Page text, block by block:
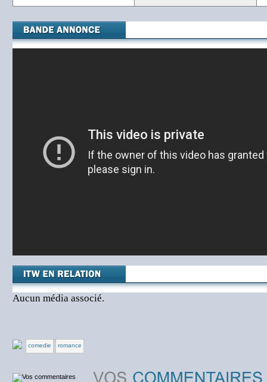
Aucun média associé.
comedie romance